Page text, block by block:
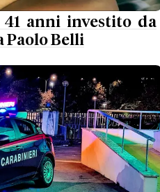
41 anni investito da
Paolo Belli